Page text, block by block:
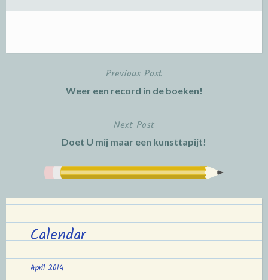
Previous Post
Weer een record in de boeken!
Next Post
Doet U mij maar een kunsttapijt!
Calendar
April 2014